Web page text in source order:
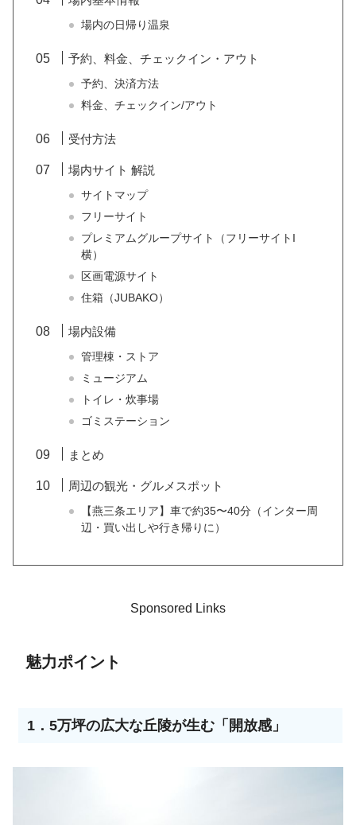
場内の日帰り温泉
予約、料金、チェックイン・アウト
予約、決済方法
料金、チェックイン/アウト
受付方法
場内サイト 解説
サイトマップ
フリーサイト
プレミアムグループサイト（フリーサイトI
横）
区画電源サイト
住箱（JUBAKO）
場内設備
管理棟・ストア
ミュージアム
トイレ・炊事場
ゴミステーション
まとめ
周辺の観光・グルメスポット
【燕三条エリア】車で約35〜40分（インター周
辺・買い出しや行き帰りに）
Sponsored Links
魅力ポイント
1．5万坪の広大な丘陵が生む「開放感」